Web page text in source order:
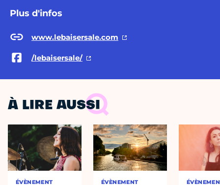
Plus d'infos
www.lebaisersale.com
/lebaisersale/
À LIRE AUSSI
ÉVÈNEMENT ÉVÈNEMENT